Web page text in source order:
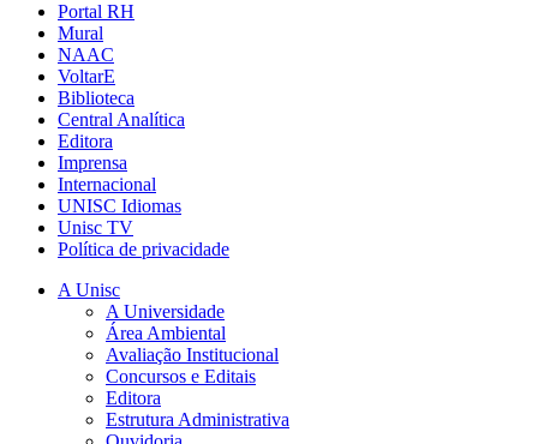
Portal RH
Mural
NAAC
VoltarE
Biblioteca
Central Analítica
Editora
Imprensa
Internacional
UNISC Idiomas
Unisc TV
Política de privacidade
A Unisc
A Universidade
Área Ambiental
Avaliação Institucional
Concursos e Editais
Editora
Estrutura Administrativa